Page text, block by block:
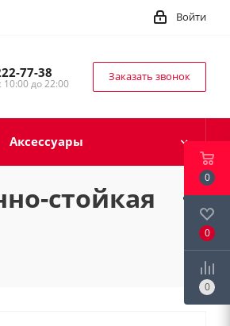
Войти
77-38
10:00 до 22:00
Заказать звонок
Аксессуары
стойкая
0
0
0